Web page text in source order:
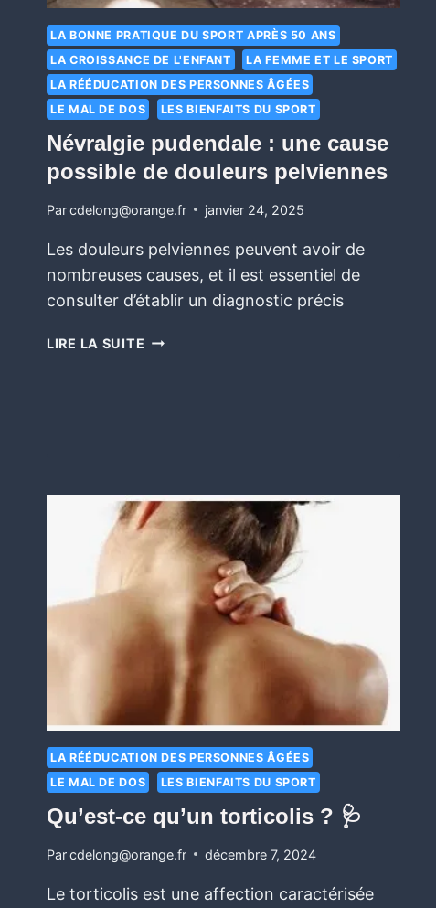
LA BONNE PRATIQUE DU SPORT APRÈS 50 ANS
LA CROISSANCE DE L'ENFANT
LA FEMME ET LE SPORT
LA RÉÉDUCATION DES PERSONNES ÂGÉES
LE MAL DE DOS
LES BIENFAITS DU SPORT
Névralgie pudendale : une cause
possible de douleurs pelviennes
Parcdelong@orange.fr janvier 24, 2025
Les douleurs pelviennes peuvent avoir de
nombreuses causes, et il est essentiel de
consulter d’établir un diagnostic précis
LIRE LA SUITE
LA RÉÉDUCATION DES PERSONNES ÂGÉES
LE MAL DE DOS
LES BIENFAITS DU SPORT
Qu’est-ce qu’un torticolis ? 🩺
Parcdelong@orange.fr décembre 7, 2024
Le torticolis est une affection caractérisée